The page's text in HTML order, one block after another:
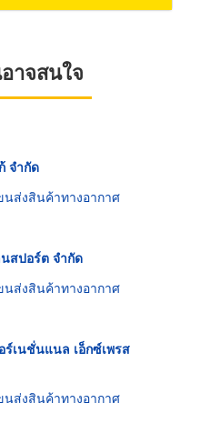
าจสนใจ
จำกัด
นส่งสินค้าทางอากาศ
สปอร์ต จำกัด
นส่งสินค้าทางอากาศ
เนชั่นแนล เอ็กซ์เพรส
นส่งสินค้าทางอากาศ